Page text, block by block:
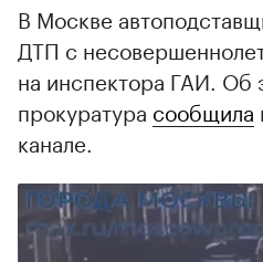
В Москве
ДТП с
на инспектора ГАИ. Об
прокуратура сообщила
канале.